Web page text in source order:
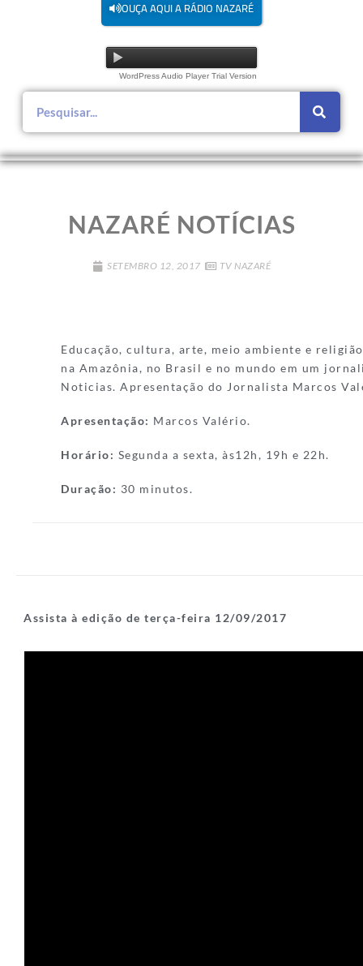
OUÇA AQUI A RÁDIO NAZARÉ
WordPress Audio Player Trial Version
NAZARÉ NOTÍCIAS
SETEMBRO 12, 2017 TV NAZARÉ
Educação, cultura, arte, meio ambiente e
na Amazônia, no Brasil e no mundo em um
Noticias. Apresentação do Jornalista Marcos
Apresentação: Marcos Valério.
Horário: Segunda a sexta, às12h, 19h e 22h.
Duração: 30 minutos.
Assista à edição de terça-feira 12/09/2017